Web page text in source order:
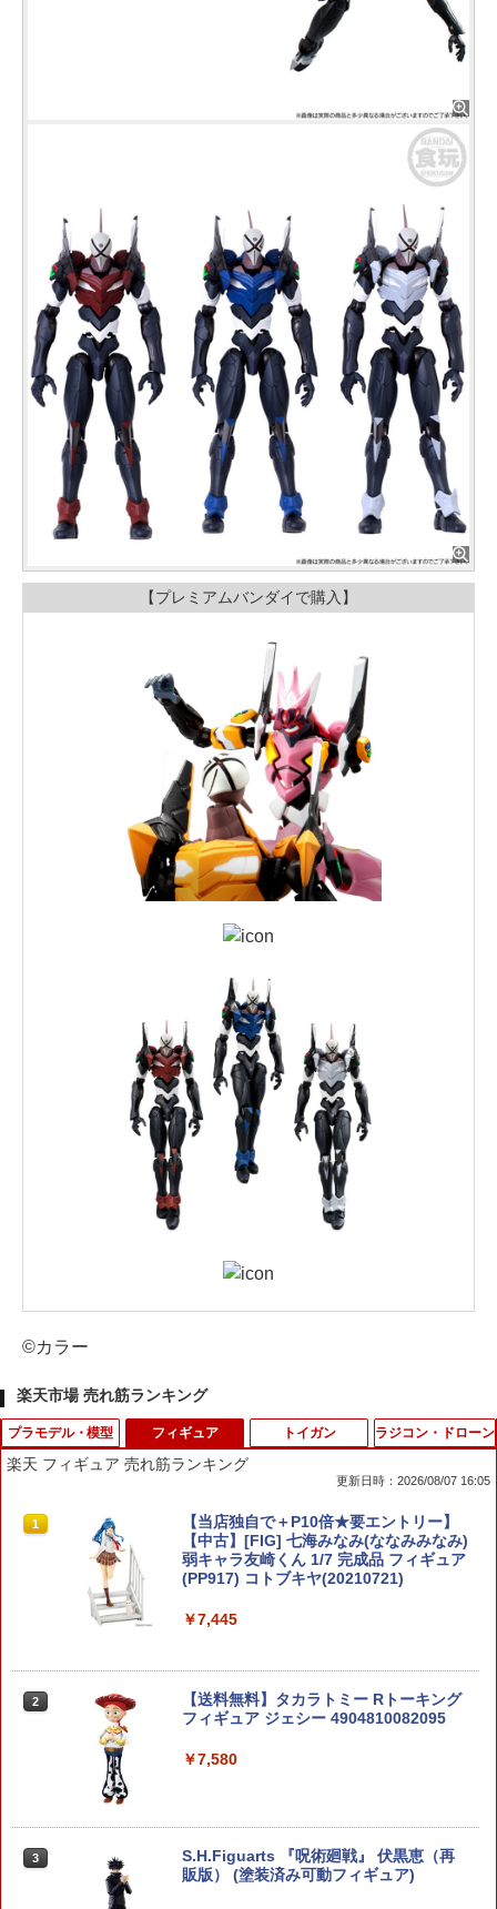
【プレミアムバンダイで購入】
©カラー
楽天市場 売れ筋ランキング
プラモデル・模型
1 特捜最前線DVDコレクション 第42号
￥1,999
（再販）[BANDAI SPIRITS]《発売済・
在庫品》
￥2,060
35 1/24 オースチン ミニクーパー 1275S
Mk.I プラモデル 24235 （ZS176900）
フィギュア
楽天 フィギュア 売れ筋ランキング
更新日時：2026/08/07 16:05
1
【当店独自で＋P10倍★要エントリー】
【中古】[FIG] 七海みなみ(ななみみなみ)
弱キャラ友崎くん 1/7 完成品 フィギュア
(PP917) コトブキヤ(20210721)
￥7,445
2
【送料無料】タカラトミー Rトーキング
フィギュア ジェシー 4904810082095
￥7,580
3
S.H.Figuarts 『呪術廻戦』 伏黒恵（再
販版） (塗装済み可動フィギュア)
トイガン ラジコン・ドローン